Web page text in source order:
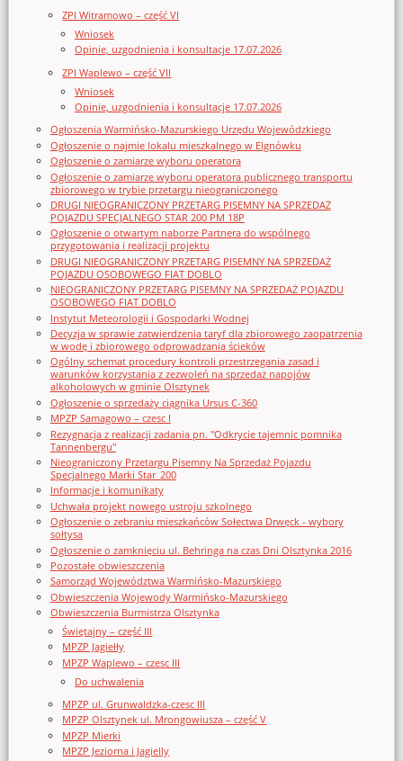
ZPI Witramowo – część VI
Wniosek
Opinie, uzgodnienia i konsultacje 17.07.2026
ZPI Waplewo – część VII
Wniosek
Opinie, uzgodnienia i konsultacje 17.07.2026
Ogłoszenia Warmińsko-Mazurskiego Urzędu Wojewódzkiego
Ogłoszenie o najmie lokalu mieszkalnego w Elgnówku
Ogłoszenie o zamiarze wyboru operatora
Ogłoszenie o zamiarze wyboru operatora publicznego transportu
zbiorowego w trybie przetargu nieograniczonego
DRUGI NIEOGRANICZONY PRZETARG PISEMNY NA SPRZEDAŻ
POJAZDU SPECJALNEGO STAR 200 PM 18P
Ogłoszenie o otwartym naborze Partnera do wspólnego
przygotowania i realizacji projektu
DRUGI NIEOGRANICZONY PRZETARG PISEMNY NA SPRZEDAŻ
POJAZDU OSOBOWEGO FIAT DOBLO
NIEOGRANICZONY PRZETARG PISEMNY NA SPRZEDAŻ POJAZDU
OSOBOWEGO FIAT DOBLO
Instytut Meteorologii i Gospodarki Wodnej
Decyzja w sprawie zatwierdzenia taryf dla zbiorowego zaopatrzenia
w wodę i zbiorowego odprowadzania ścieków
Ogólny schemat procedury kontroli przestrzegania zasad i
warunków korzystania z zezwoleń na sprzedaż napojów
alkoholowych w gminie Olsztynek
Ogłoszenie o sprzedaży ciągnika Ursus C-360
MPZP Samagowo – czesc I
Rezygnacja z realizacji zadania pn. "Odkrycie tajemnic pomnika
Tannenbergu"
Nieograniczony Przetargu Pisemny Na Sprzedaż Pojazdu
Specjalnego Marki Star_200
Informacje i komunikaty
Uchwała projekt nowego ustroju szkolnego
Ogłoszenie o zebraniu mieszkańców Sołectwa Drwęck - wybory
sołtysa
Ogłoszenie o zamknięciu ul. Behringa na czas Dni Olsztynka 2016
Pozostałe obwieszczenia
Samorząd Województwa Warmińsko-Mazurskiego
Obwieszczenia Wojewody Warmińsko-Mazurskiego
Obwieszczenia Burmistrza Olsztynka
Świętajny – część III
MPZP Jagiełły
MPZP Waplewo – czesc III
Do uchwalenia
MPZP ul. Grunwaldzka-czesc III
MPZP Olsztynek ul. Mrongowiusza – część V
MPZP Mierki
MPZP Jeziorna i Jagielly